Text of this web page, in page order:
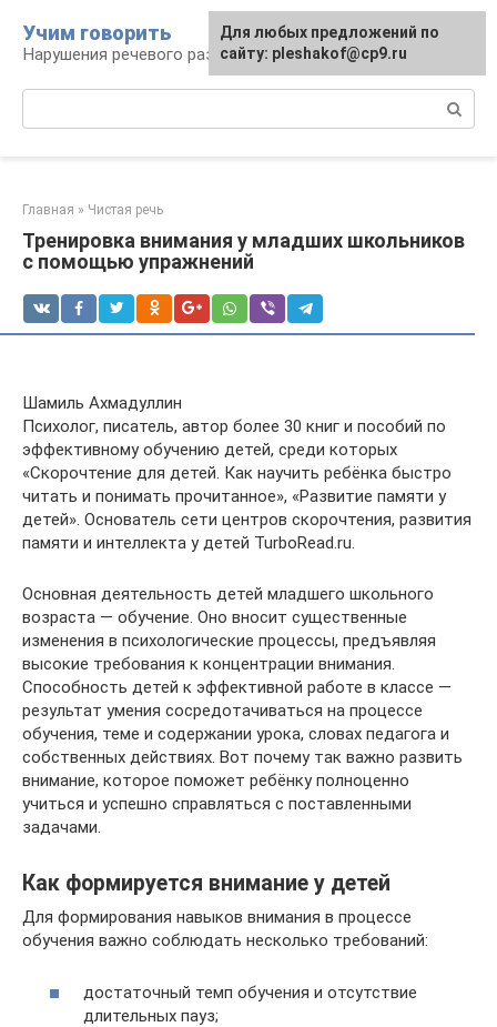
контенту
Учим говорить
Нарушения речевого развития
Главная » Чистая речь
Тренировка внимания у младших школьников
с помощью упражнений
Шамиль Ахмадуллин
Психолог, писатель, автор более 30 книг и пособий по
эффективному обучению детей, среди которых
«Скорочтение для детей. Как научить ребёнка быстро
читать и понимать прочитанное», «Развитие памяти у
детей». Основатель сети центров скорочтения, развития
памяти и интеллекта у детей TurboRead.ru.
Основная деятельность детей младшего школьного
возраста — обучение. Оно вносит существенные
изменения в психологические процессы, предъявляя
высокие требования к концентрации внимания.
Способность детей к эффективной работе в классе —
результат умения сосредотачиваться на процессе
обучения, теме и содержании урока, словах педагога и
собственных действиях. Вот почему так важно развить
внимание, которое поможет ребёнку полноценно
учиться и успешно справляться с поставленными
задачами.
Как формируется внимание у детей
Для формирования навыков внимания в процессе
обучения важно соблюдать несколько требований:
достаточный темп обучения и отсутствие
длительных пауз;
Для любых предложений по
сайту: pleshakof@cp9.ru